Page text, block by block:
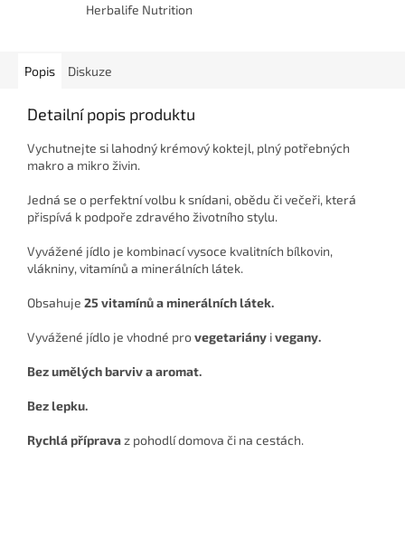
Herbalife Nutrition
Popis Diskuze
Detailní popis produktu
Vychutnejte si lahodný krémový koktejl, plný potřebných
makro a mikro živin.
Jedná se o perfektní volbu k snídani, obědu či večeři, která
přispívá k podpoře zdravého životního stylu.
Vyvážené jídlo je kombinací vysoce kvalitních bílkovin,
vlákniny, vitamínů a minerálních látek.
Obsahuje 25 vitamínů a minerálních látek.
Vyvážené jídlo je vhodné provegetariány ivegany.
Bez umělých barviv a aromat.
Bez lepku.
Rychlá přípravaz pohodlí domova či na cestách.